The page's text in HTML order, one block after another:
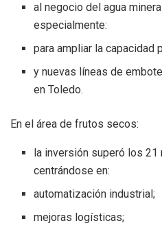
al negocio del agua
especialmente:
para ampliar la capacidad
y nuevas líneas de
en Toledo.
En el área de frutos secos:
la inversión superó los 21
centrándose en:
automatización industrial;
mejoras logísticas;